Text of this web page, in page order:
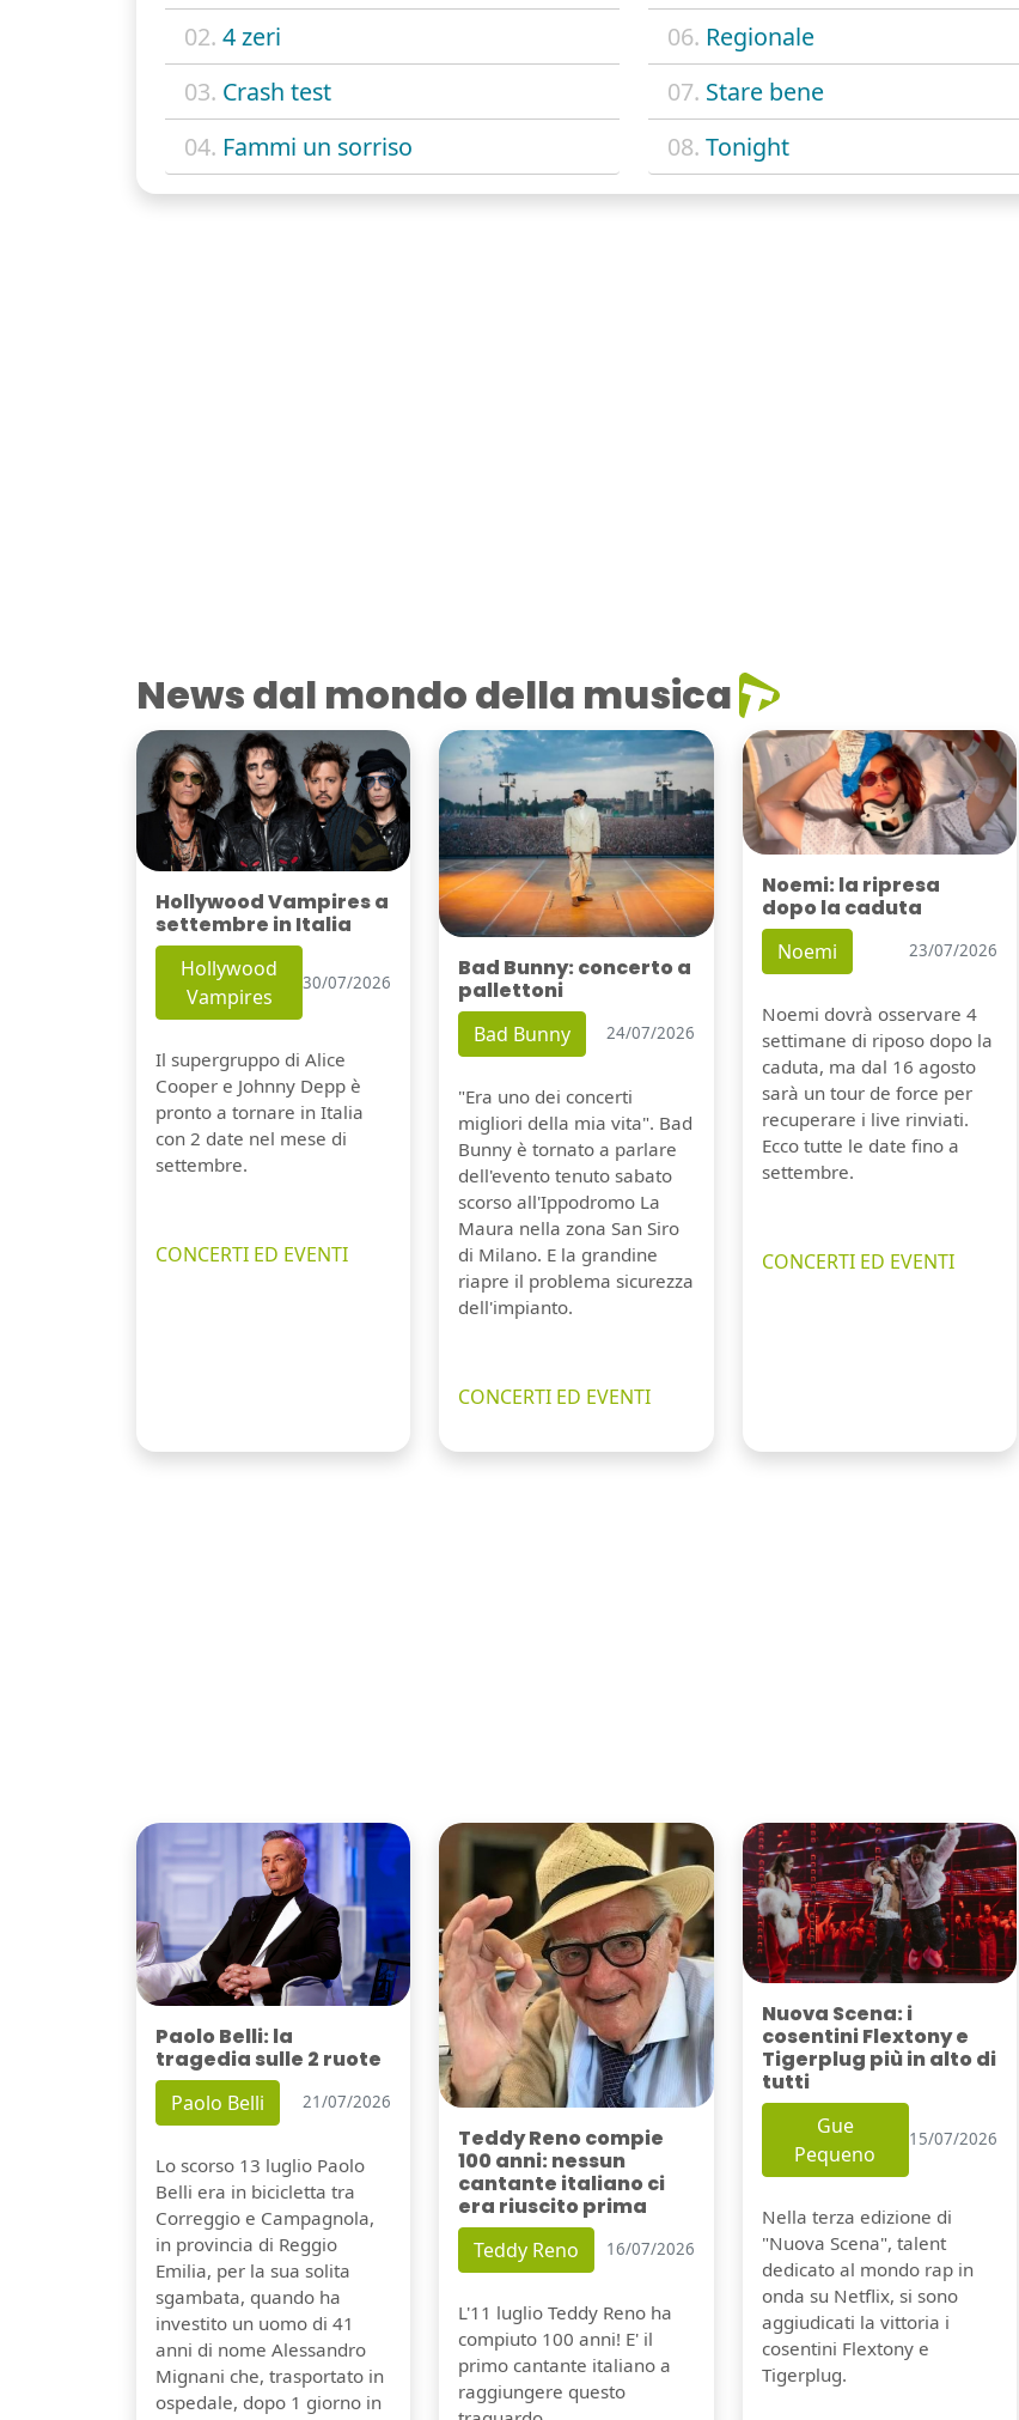
02. 4 zeri
03. Crash test
04. Fammi un sorriso
06. Regionale
07. Stare bene
08. Tonight
News dal mondo della musica
Hollywood Vampires a
settembre in Italia
Hollywood
Vampires
30/07/2026
Il supergruppo di Alice
Cooper e Johnny Depp è
pronto a tornare in Italia
con 2 date nel mese di
settembre.
CONCERTI ED EVENTI
Bad Bunny: concerto a
pallettoni
Bad Bunny 24/07/2026
"Era uno dei concerti
migliori della mia vita". Bad
Bunny è tornato a parlare
dell'evento tenuto sabato
scorso all'Ippodromo La
Maura nella zona San Siro
di Milano. E la grandine
riapre il problema sicurezza
dell'impianto.
CONCERTI ED EVENTI
Noemi: la ripresa
dopo la caduta
Noemi 23/07/2026
Noemi dovrà osservare 4
settimane di riposo dopo la
caduta, ma dal 16 agosto
sarà un tour de force per
recuperare i live rinviati.
Ecco tutte le date fino a
settembre.
CONCERTI ED EVENTI
Paolo Belli: la
tragedia sulle 2 ruote
Paolo Belli 21/07/2026
Lo scorso 13 luglio Paolo
Belli era in bicicletta tra
Correggio e Campagnola,
in provincia di Reggio
Emilia, per la sua solita
sgambata, quando ha
investito un uomo di 41
anni di nome Alessandro
Mignani che, trasportato in
ospedale, dopo 1 giorno in
Teddy Reno compie
100 anni: nessun
cantante italiano ci
era riuscito prima
Teddy Reno 16/07/2026
L'11 luglio Teddy Reno ha
compiuto 100 anni! E' il
primo cantante italiano a
raggiungere questo
Nuova Scena: i
cosentini Flextony e
Tigerplug più in alto di
tutti
Gue
Pequeno
15/07/2026
Nella terza edizione di
"Nuova Scena", talent
dedicato al mondo rap in
onda su Netflix, si sono
aggiudicati la vittoria i
cosentini Flextony e
Tigerplug.